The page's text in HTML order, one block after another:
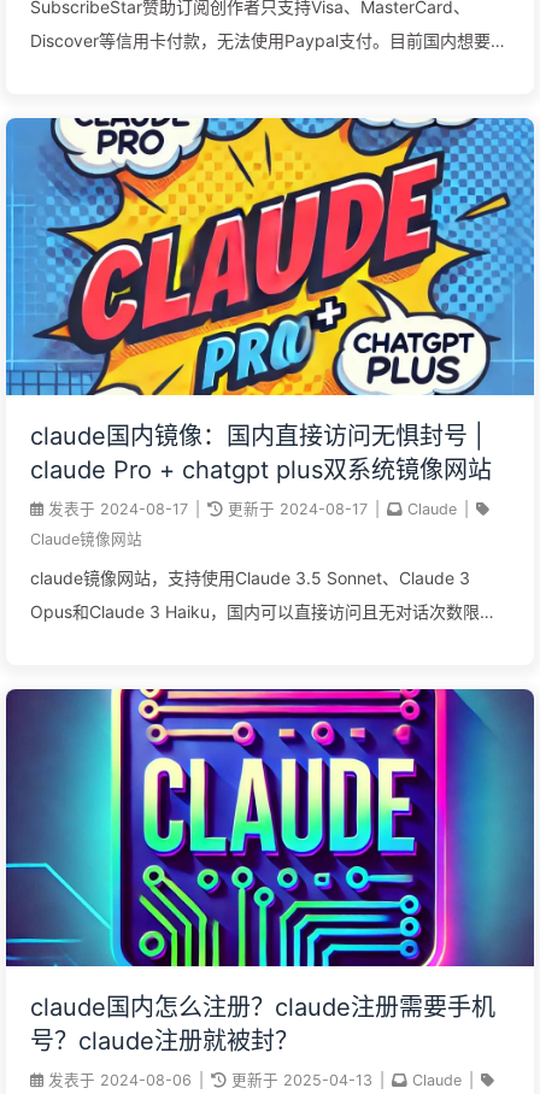
SubscribeStar赞助订阅创作者只支持Visa、MasterCard、
Discover等信用卡付款，无法使用Paypal支付。目前国内想要在
订阅创作者。
claude国内镜像：国内直接访问无惧封号 |
claude Pro + chatgpt plus双系统镜像网站
发表于 2024-08-17 更新于 2024-08-17 Claude
Claude镜像网站
claude镜像网站，支持使用Claude 3.5 Sonnet、Claude 3
Opus和Claude 3 Haiku，国内可以直接访问且无对话次数限
claude国内怎么注册？claude注册需要手机
号？claude注册就被封？
发表于 2024-08-06 更新于 2025-04-13 Claude